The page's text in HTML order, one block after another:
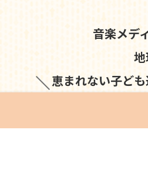
音楽メデ
恵まれない子ど